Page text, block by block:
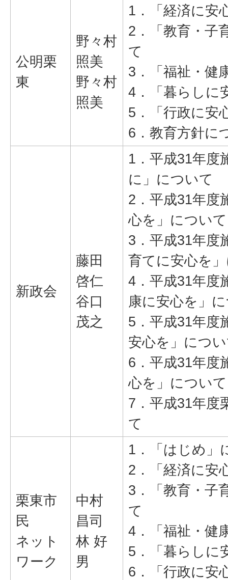
公明栗
東
野々村
照美
野々村
照美
1．「経済に安
2．「教育・子
て
3．「福祉・健
4．「暮らしに
5．「行政に安
6．教育方針に
新政会
藤田
啓仁
谷口
茂之
1．平成31年度
に」について
2．平成31年度
心を」について
3．平成31年度
育てに安心を
4．平成31年度
康に安心を」
5．平成31年度
安心を」につ
6．平成31年度
心を」について
7．平成31年度
て
栗東市
民
ネット
ワーク
中村
昌司
林 好
男
1．「はじめ」
2．「経済に安
3．「教育・子
て
4．「福祉・健
5．「暮らしに
6．「行政に安